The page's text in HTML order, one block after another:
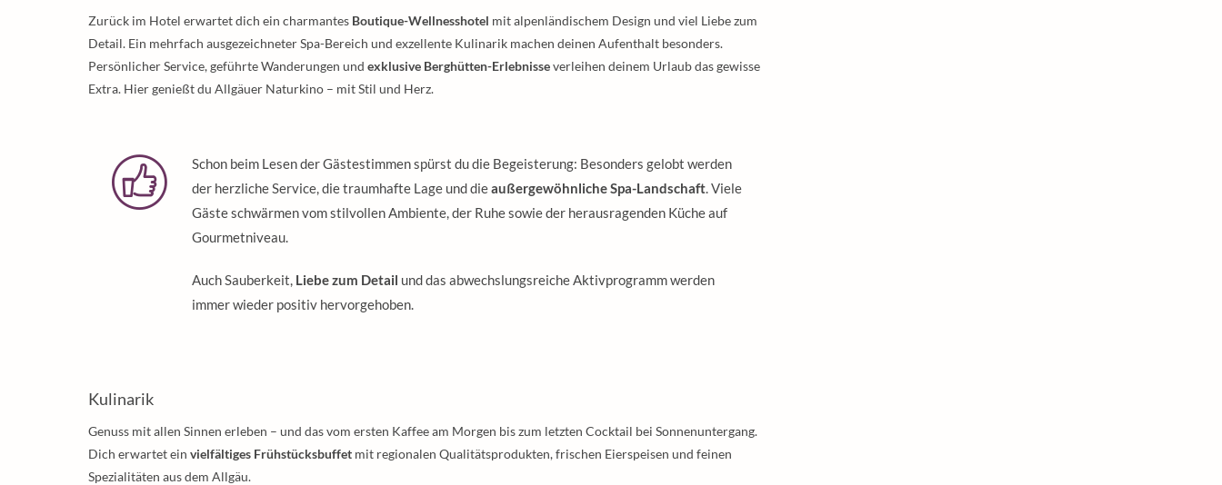
Zurück im Hotel erwartet dich ein charmantes Boutique-Wellnesshotel mit alpenländischem Design und viel Liebe zum
Detail. Ein mehrfach ausgezeichneter Spa-Bereich und exzellente Kulinarik machen deinen Aufenthalt besonders.
Persönlicher Service, geführte Wanderungen und exklusive Berghütten-Erlebnisseverleihen deinem Urlaub das gewisse
Extra. Hier genießt du Allgäuer Naturkino – mit Stil und Herz.
Schon beim Lesen der Gästestimmen spürst du die Begeisterung: Besonders gelobt werden
der herzliche Service, die traumhafte Lage und dieaußergewöhnliche Spa-Landschaft. Viele
Gäste schwärmen vom stilvollen Ambiente, der Ruhe sowie der herausragenden Küche auf
Gourmetniveau.
Auch Sauberkeit, Liebe zum Detail und das abwechslungsreiche Aktivprogramm werden
immer wieder positiv hervorgehoben.
Kulinarik
Genuss mit allen Sinnen erleben – und das vom ersten Kaffee am Morgen bis zum letzten Cocktail bei Sonnenuntergang.
Dich erwartet ein vielfältiges Frühstücksbuffet mit regionalen Qualitätsprodukten, frischen Eierspeisen und feinen
Spezialitäten aus dem Allgäu.